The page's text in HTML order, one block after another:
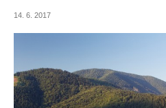
14. 6. 2017